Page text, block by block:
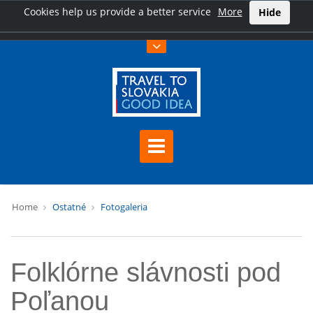
Cookies help us provide a better service More Hide
Home Ostatné Fotogaleria
Folklórne slávnosti pod
Poľanou